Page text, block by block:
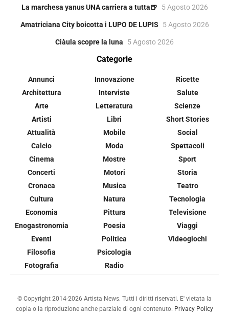
La marchesa yanus UNA carriera a tutta🍺 5 Agosto 2026
Amatriciana City boicotta i LUPO DE LUPIS 5 Agosto 2026
Ciàula scopre la luna 5 Agosto 2026
Categorie
Annunci
Architettura
Arte
Artisti
Attualità
Calcio
Cinema
Concerti
Cronaca
Cultura
Economia
Enogastronomia
Eventi
Filosofia
Fotografia
Innovazione
Interviste
Letteratura
Libri
Mobile
Moda
Mostre
Motori
Musica
Natura
Pittura
Poesia
Politica
Psicologia
Radio
Ricette
Salute
Scienze
Short Stories
Social
Spettacoli
Sport
Storia
Teatro
Tecnologia
Televisione
Viaggi
Videogiochi
© Copyright 2014-2026 Artista News. Tutti i diritti riservati. E' vietata la
copia o la riproduzione anche parziale di ogni contenuto. Privacy Policy